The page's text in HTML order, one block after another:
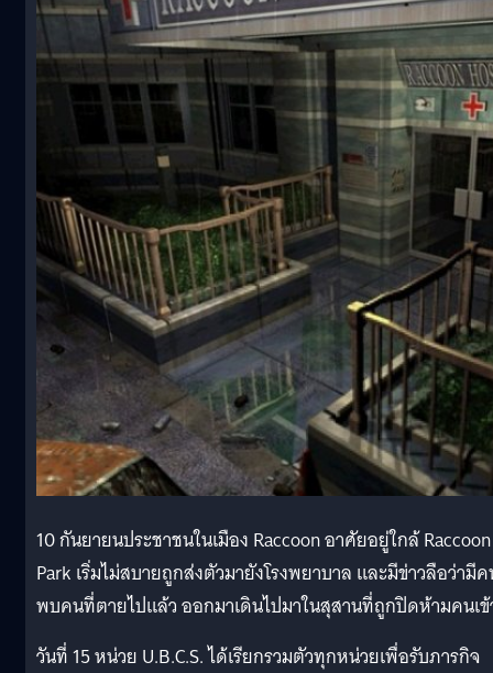
10 กันยายนประชาชนในเมือง Raccoon อาศัยอยู่ใกล้ Raccoon
Park เริ่มไม่สบายถูกส่งตัวมายังโรงพยาบาล และมีข่าวลือว่ามี
พบคนที่ตายไปแล้ว ออกมาเดินไปมาในสุสานที่ถูกปิดห้ามคนเ
วันที่ 15 หน่วย U.B.C.S. ได้เรียกรวมตัวทุกหน่วยเพื่อรับภารกิจ